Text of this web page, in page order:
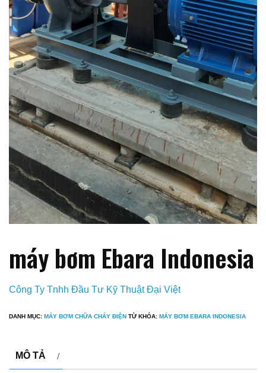
máy bơm Ebara Indonesia
Công Ty Tnhh Đầu Tư Kỹ Thuật Đại Việt
DANH MỤC: MÁY BƠM CHỮA CHÁY ĐIỆN TỪ KHÓA: MÁY BƠM EBARA INDONESIA
MÔ TẢ